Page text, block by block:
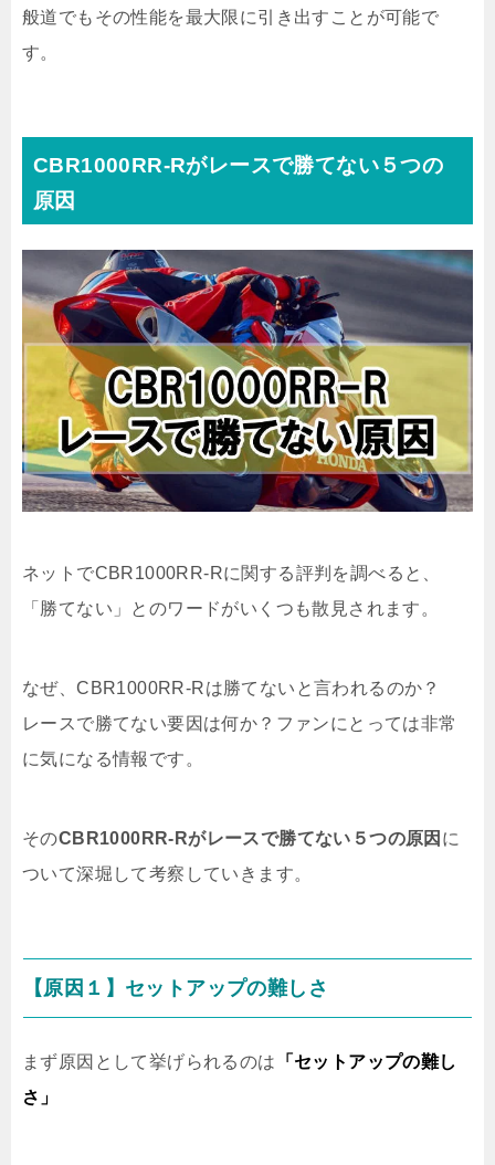
般道でもその性能を最大限に引き出すことが可能で
す。
CBR1000RR-Rがレースで勝てない５つの
原因
ネットでCBR1000RR-Rに関する評判を調べると、
「勝てない」とのワードがいくつも散見されます。
なぜ、CBR1000RR-Rは勝てないと言われるのか？
レースで勝てない要因は何か？ファンにとっては非常
に気になる情報です。
そのCBR1000RR-Rがレースで勝てない５つの原因 に
ついて深堀して考察していきます。
【原因１】セットアップの難しさ
まず原因として挙げられるのは 「セットアップの難し
さ」